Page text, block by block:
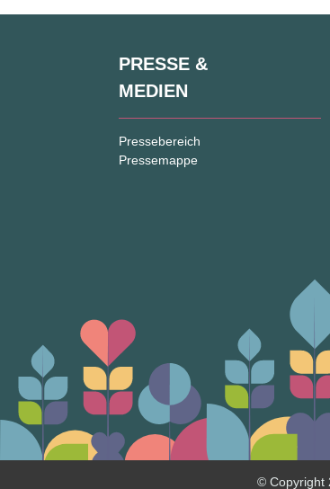
PRESSE &
MEDIEN
Pressebereich
Pressemappe
© Copyright